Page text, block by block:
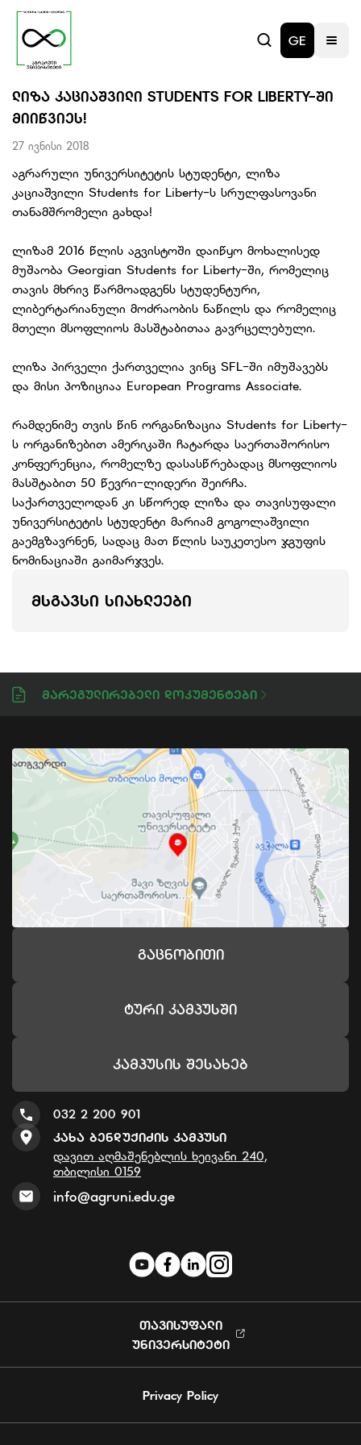
GE
ᲚᲘᲖᲐ ᲙᲐᲪᲘᲐᲨᲕᲘᲚᲘ STUDENTS FOR LIBERTY-ᲨᲘ
ᲛᲘᲘᲬᲕᲘᲔᲡ!
27 ივნისი 2018
აგრარული უნივერსიტეტის სტუდენტი, ლიზა
კაციაშვილი Students for Liberty-ს სრულფასოვანი
თანამშრომელი გახდა!
ლიზამ 2016 წლის აგვისტოში დაიწყო მოხალისედ
მუშაობა Georgian Students for Liberty-ში, რომელიც
თავის მხრივ წარმოადგენს სტუდენტური,
ლიბერტარიანული მოძრაობის ნაწილს და რომელიც
მთელი მსოფლიოს მასშტაბითაა გავრცელებული.
ლიზა პირველი ქართველია ვინც SFL-ში იმუშავებს
და მისი პოზიციაა European Programs Associate.
რამდენიმე თვის წინ ორგანიზაცია Students for Liberty-
ს ორგანიზებით ამერიკაში ჩატარდა საერთაშორისო
კონფერენცია, რომელზე დასასწრებადაც მსოფლიოს
მასშტაბით 50 წევრი-ლიდერი შეირჩა.
საქართველოდან კი სწორედ ლიზა და თავისუფალი
უნივერსიტეტის სტუდენტი მარიამ გოგოლაშვილი
გაემგზავრნენ, სადაც მათ წლის საუკეთესო ჯგუფის
ნომინაციაში გაიმარჯვეს.
ᲛᲡᲒᲐᲕᲡᲘ ᲡᲘᲐᲮᲚᲔᲔᲑᲘ
Მარეგულირებელი Დოკუმენტები
Გაცნობითი
Ტური Კამპუსში
Კამპუსის Შესახებ
032 2 200 901
Კახა Ბენდუქიძის Კამპუსი
დავით აღმაშენებლის ხეივანი 240,
თბილისი 0159
info@agruni.edu.ge
ᲗᲐᲕᲘᲡᲣᲤᲐᲚᲘ
ᲣᲜᲘᲕᲔᲠᲡᲘᲢᲔᲢᲘ
Privacy Policy